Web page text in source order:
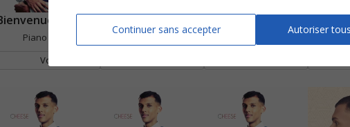
Bienvenue chez moi
Piano Chant
Voir
Cheese
Piano Chant
Dodo
Continuer sans accepter Autoriser